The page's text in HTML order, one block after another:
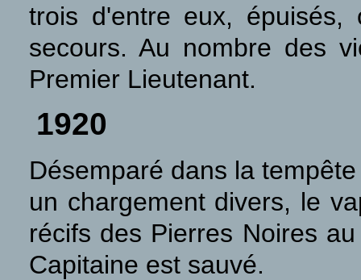
trois d'entre eux,
secours. Au nombre des
Premier Lieutenant.
1920
Désemparé dans la
un chargement divers, le
récifs des Pierres Noires
Capitaine est sauvé.